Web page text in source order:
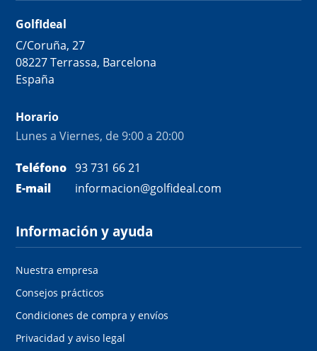
GolfIdeal
C/Coruña, 27
08227 Terrassa, Barcelona
España
Horario
Lunes a Viernes, de 9:00 a 20:00
Teléfono 93 731 66 21
E-mail
informacion@golfideal.com
Información y ayuda
Nuestra empresa
Consejos prácticos
Condiciones de compra y envíos
Privacidad y aviso legal